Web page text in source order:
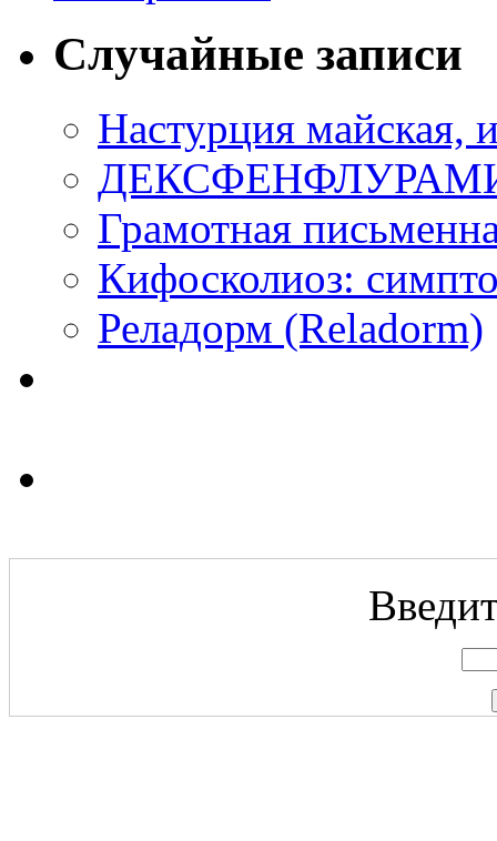
Случайные записи
Настурция майская,
Грамотная
Кифосколиоз:
Реладорм (Reladorm)